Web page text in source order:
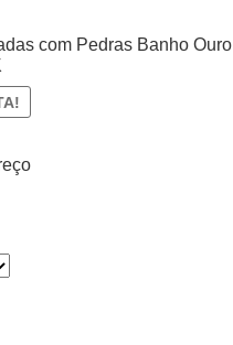
com Pedras Banho Ouro